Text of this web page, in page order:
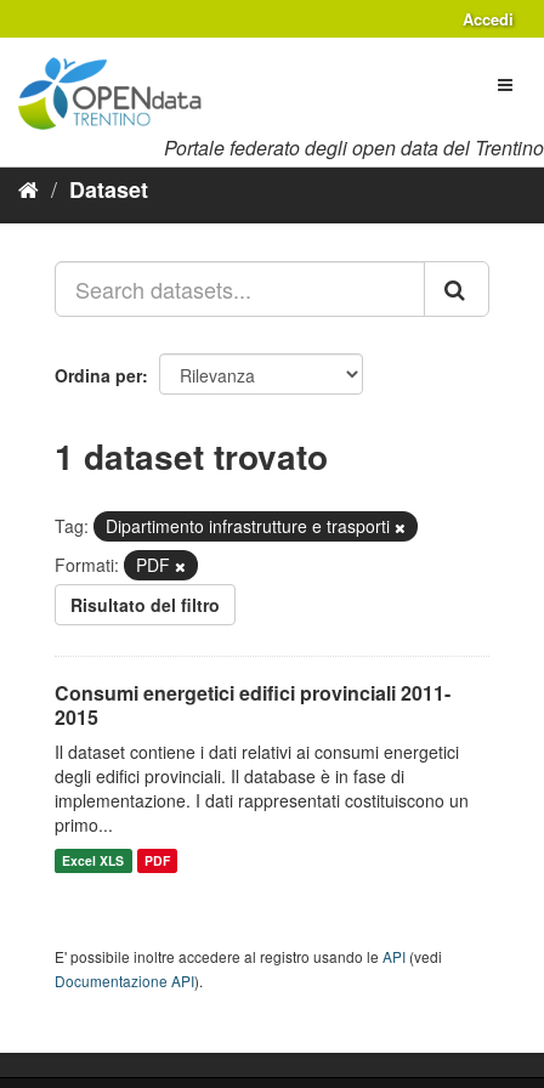
al
contenuto
Accedi
Portale federato degli open data del Trentino
Dataset
Ordina per
1 dataset trovato
Tag:
Dipartimento infrastrutture e trasporti
Formati:
PDF
Risultato del filtro
Consumi energetici edifici provinciali 2011-
2015
Il dataset contiene i dati relativi ai consumi energetici
degli edifici provinciali. Il database è in fase di
implementazione. I dati rappresentati costituiscono un
primo...
Excel XLS PDF
E' possibile inoltre accedere al registro usando le API (vedi
Documentazione API).